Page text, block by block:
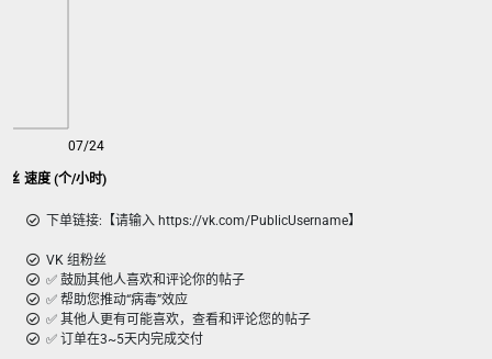
丝 速度 (个/小时)
07/24
下单链接:【请输入 https://vk.com/PublicUsername】
VK 组粉丝
✅ 鼓励其他人喜欢和评论你的帖子
✅ 帮助您推动“病毒”效应
✅ 其他人更有可能喜欢，查看和评论您的帖子
✅ 订单在3~5天内完成交付